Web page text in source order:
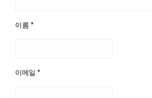
이름 *
이메일 *